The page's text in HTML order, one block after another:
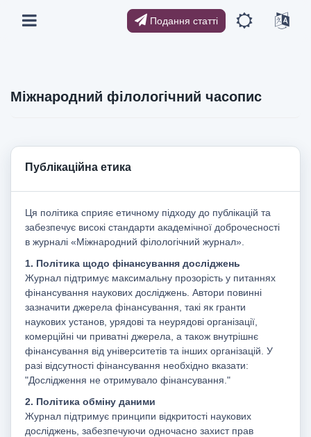
Подання статті
Міжнародний філологічний часопис
Публікаційна етика
Ця політика сприяє етичному підходу до публікацій та
забезпечує високі стандарти академічної доброчесності
в журналі «Міжнародний філологічний журнал».
1. Політика щодо фінансування досліджень
Журнал підтримує максимальну прозорість у питаннях
фінансування наукових досліджень. Автори повинні
зазначити джерела фінансування, такі як гранти
наукових установ, урядові та неурядові організації,
комерційні чи приватні джерела, а також внутрішнє
фінансування від університетів та інших організацій. У
разі відсутності фінансування необхідно вказати:
"Дослідження не отримувало фінансування."
2. Політика обміну даними
Журнал підтримує принципи відкритості наукових
досліджень, забезпечуючи одночасно захист прав